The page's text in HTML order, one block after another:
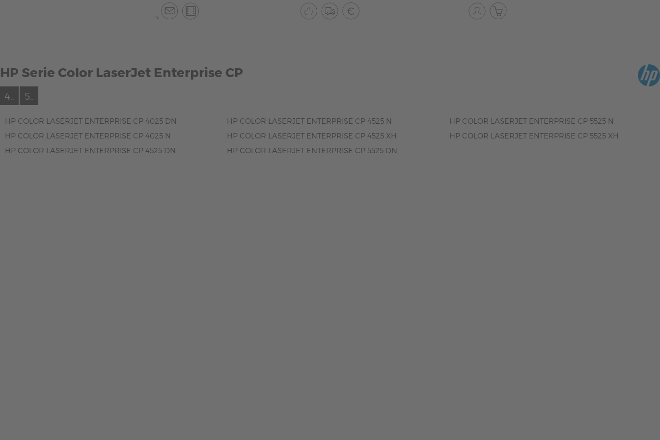
-->
HP Serie Color LaserJet Enterprise CP
4.. 5..
HP COLOR LASERJET ENTERPRISE CP 4025 DN
HP COLOR LASERJET ENTERPRISE CP 4025 N
HP COLOR LASERJET ENTERPRISE CP 4525 DN
HP COLOR LASERJET ENTERPRISE CP 4525 N
HP COLOR LASERJET ENTERPRISE CP 4525 XH
HP COLOR LASERJET ENTERPRISE CP 5525 DN
HP COLOR LASERJET ENTERPRISE CP 5525 N
HP COLOR LASERJET ENTERPRISE CP 5525 XH